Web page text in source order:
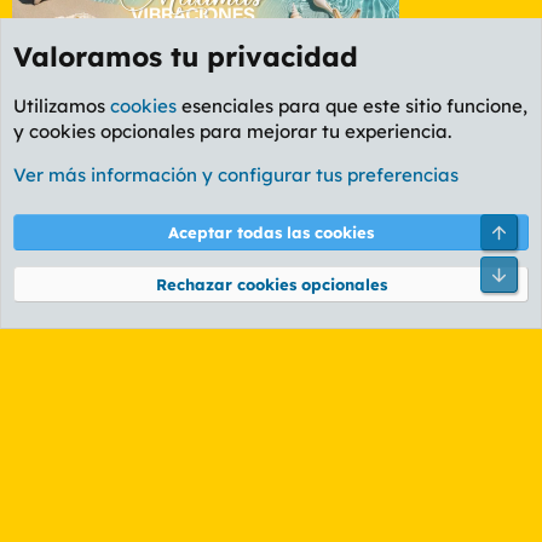
Zaragoza
Cookies
PL OLDSTYLE AMARILLO
Términos y reglas Política de privacidad Ayuda
Community platform by XenForo® © 2010-2026 XenForo Ltd.
Valoramos tu privacidad
Utilizamos cookies esenciales para que este sitio funcione,
y cookies opcionales para mejorar tu experiencia.
Ver más información y configurar tus preferencias
Aceptar todas las cookies
Rechazar cookies opcionales
Pie